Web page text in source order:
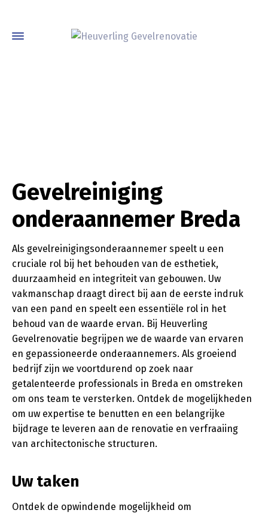
Gevelreiniging
onderaannemer Breda
Als gevelreinigingsonderaannemer speelt u een
cruciale rol bij het behouden van de esthetiek,
duurzaamheid en integriteit van gebouwen. Uw
vakmanschap draagt direct bij aan de eerste indruk
van een pand en speelt een essentiële rol in het
behoud van de waarde ervan. Bij Heuverling
Gevelrenovatie begrijpen we de waarde van ervaren
en gepassioneerde onderaannemers. Als groeiend
bedrijf zijn we voortdurend op zoek naar
getalenteerde professionals in Breda en omstreken
om ons team te versterken. Ontdek de mogelijkheden
om uw expertise te benutten en een belangrijke
bijdrage te leveren aan de renovatie en verfraaiing
van architectonische structuren.
Uw taken
Ontdek de opwindende mogelijkheid om